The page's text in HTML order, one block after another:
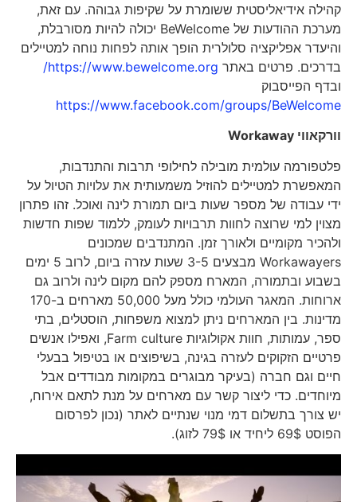
קהילה אידיאליסטית ששומרת על שקיפות גבוהה. עם זאת,
מערכת ההודעות של BeWelcome יכולה להיות מסורבלת,
והיעדר אפליקציה סלולרית הופך אותה לפחות נוחה למטיילים
בדרכים. פרטים באתרhttps://www.bewelcome.org/
ובדף הפייסבוק
https://www.facebook.com/groups/BeWelcome
וורקאוויWorkaway
פלטפורמה עולמית מובילה לחילופי תרבות והתנדבות,
המאפשרת למטיילים להוזיל משמעותית את עלויות הטיול על
ידי עבודה של מספר שעות ביום תמורת לינה ואוכל. זהו פתרון
מצוין למי שרוצה לחוות תרבויות לעומק, ללמוד שפות חדשות
ולהכיר מקומיים ולאורך זמן. המתנדבים שמכונים
Workawayers מבצעים 3-5 שעות עזרה ביום, לרוב 5 ימים
בשבוע ובתמורה, המארח מספק להם מקום לינה ולרוב גם
ארוחות. המאגר העולמי כולל מעל 50,000 מארחים ב-170
מדינות. בין המארחים ניתן למצוא משפחות, הוסטלים, בתי
ספר, עמותות, חוות אקולוגיות Farm culture, ואפילו אנשים
פרטיים הזקוקים לעזרה בגינה, בשיפוצים או בטיפול בבעלי
חיים וגם חברה (בעיקר מבוגרים במקומות מבודדים אבל
מיוחדים. כדי ליצור קשר עם מארחים על מנת לתאם אירוח,
יש צורך בתשלום דמי מנוי שנתיים לאתר (נכון לפרסום
הפוסט 69$ ליחיד או 79$ לזוג).